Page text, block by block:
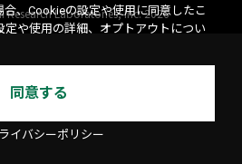
Research Laboratories, Inc. 2026
、Cookieの設定や使用に同意したこ
定や使用の詳細、オプトアウトについ
同意する
イバシーポリシー